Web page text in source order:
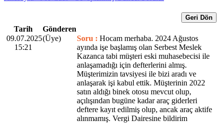
Geri Dön
Tarih
Gönderen
09.07.2025
15:21
(Üye) Soru : Hocam merhaba. 2024 Ağustos
ayında işe başlamış olan Serbest Meslek
Kazanca tabi müşteri eski muhasebecisi ile
anlaşamadığı için defterlerini almış.
Müşterimizin tavsiyesi ile bizi aradı ve
anlaşarak işi kabul ettik. Müşterinin 2022
satın aldığı binek otosu mevcut olup,
açılışından bugüne kadar araç giderleri
deftere kayıt edilmiş olup, ancak araç aktife
alınmamış. Vergi Dairesine bildirim